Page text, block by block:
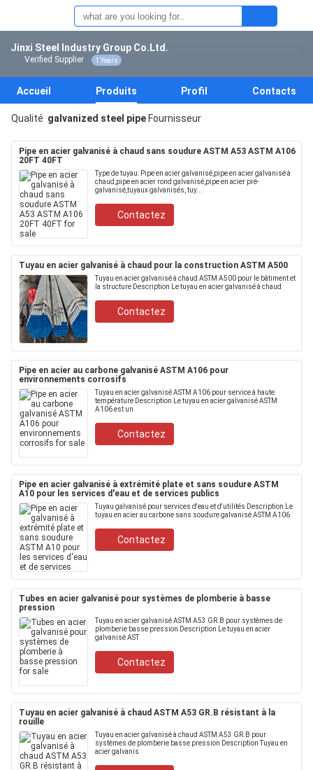
Jinxi Steel Industry Group Co.Ltd.
Verified Supplier 1 Years
Accueil Produits Profil Contacts
Qualité galvanized steel pipe Fournisseur
Pipe en acier galvanisé à chaud sans soudure ASTM A53 ASTM A106
20FT 40FT
Type de tuyau: Pipe en acier galvanisé,pipe en acier galvanisé à
chaud,pipe en acier rond galvanisé,pipe en acier pré-
galvanisé,tuyaux galvanisés, tuy...
Contactez
Tuyau en acier galvanisé à chaud pour la construction ASTM A500
Tuyau en acier galvanisé à chaud ASTM A500 pour le bâtiment et
la structure Description Le tuyau en acier galvanisé à chaud
Contactez
Pipe en acier au carbone galvanisé ASTM A106 pour
environnements corrosifs
Tuyau en acier galvanisé ASTM A106 pour service à haute
température Description Le tuyau en acier galvanisé ASTM
A106 est un
Contactez
Pipe en acier galvanisé à extrémité plate et sans soudure ASTM
A10 pour les services d'eau et de services publics
Tuyau galvanisé pour services d'eau et d'utilités Description Le
tuyau en acier au carbone sans soudure galvanisé ASTM A106
Contactez
Tubes en acier galvanisé pour systèmes de plomberie à basse
pression
Tuyau en acier galvanisé ASTM A53 GR.B pour systèmes de
plomberie basse pression Description Le tuyau en acier
galvanisé AST
Contactez
Tuyau en acier galvanisé à chaud ASTM A53 GR.B résistant à la
rouille
Tuyau en acier galvanisé à chaud ASTM A53 GR.B pour
systèmes de plomberie basse pression Description Tuyau en
acier galvanis